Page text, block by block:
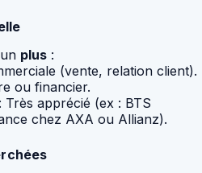
plus :
(vente, relation client).
ou financier.
: Très apprécié (ex : BTS
chez AXA ou Allianz).